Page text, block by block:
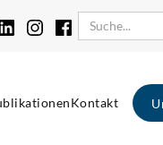
Kontakt